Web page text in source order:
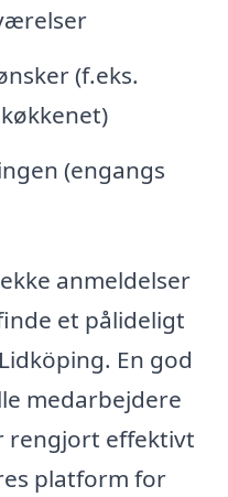
(f.eks.
(engangs
anmeldelser
et pålideligt
En god
medarbejdere
rengjort effektivt
platform for